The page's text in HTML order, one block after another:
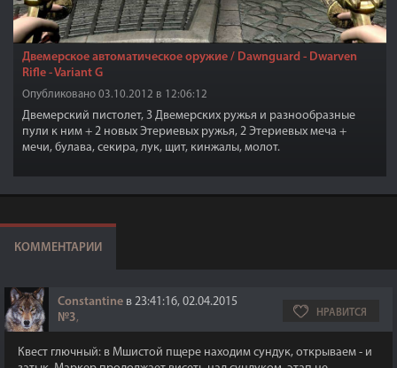
Двемерское автоматическое оружие / Dawnguard - Dwarven
Rifle - Variant G
Опубликовано 03.10.2012 в 12:06:12
Двемерский пистолет, 3 Двемерских ружья и разнообразные
пули к ним + 2 новых Этериевых ружья, 2 Этериевых меча +
мечи, булава, секира, лук, щит, кинжалы, молот.
КОММЕНТАРИИ
Constantine в 23:41:16, 02.04.2015
№3, НРАВИТСЯ
Квест глючный: в Мшистой пщере находим сундук, открываем - и